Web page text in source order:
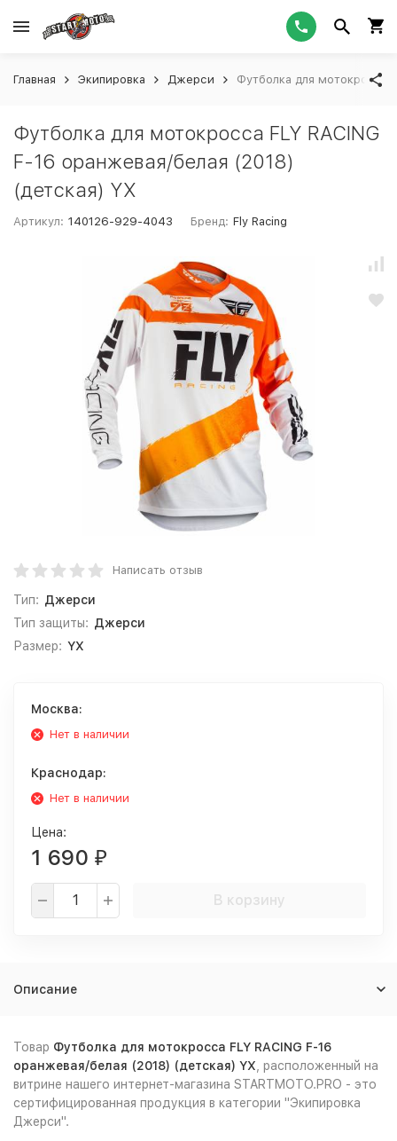
Главная Экипировка Джерси Футболка для мотокросса
Футболка для мотокросса FLY RACING
F-16 оранжевая/белая (2018)
(детская) YX
Артикул: 140126-929-4043 Бренд: Fly Racing
Написать отзыв
Тип: Джерси
Тип защиты: Джерси
Размер: YX
Москва:
Нет в наличии
Краснодар:
Нет в наличии
Цена:
1 690 ₽
В корзину
Описание
Товар Футболка для мотокросса FLY RACING F-16
оранжевая/белая (2018) (детская) YX , расположенный на
витрине нашего интернет-магазина STARTMOTO.PRO - это
сертифицированная продукция в категории "Экипировка
Джерси".